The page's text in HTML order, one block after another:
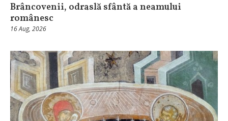
Brâncovenii, odraslă sfântă a neamului
românesc
16 Aug, 2026